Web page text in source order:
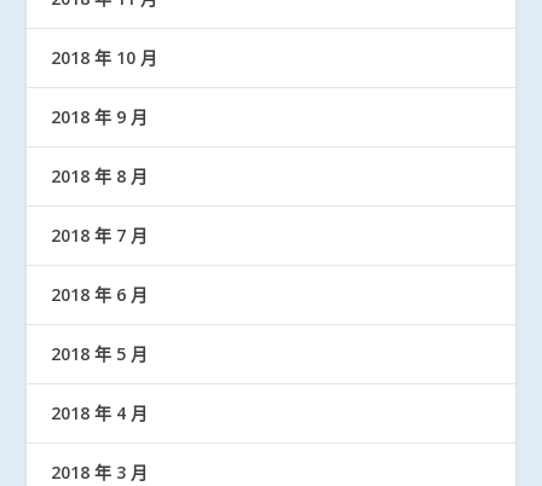
2018 年 10 月
2018 年 9 月
2018 年 8 月
2018 年 7 月
2018 年 6 月
2018 年 5 月
2018 年 4 月
2018 年 3 月